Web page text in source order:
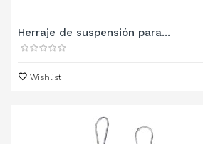
Herraje de suspensión para...
Wishlist